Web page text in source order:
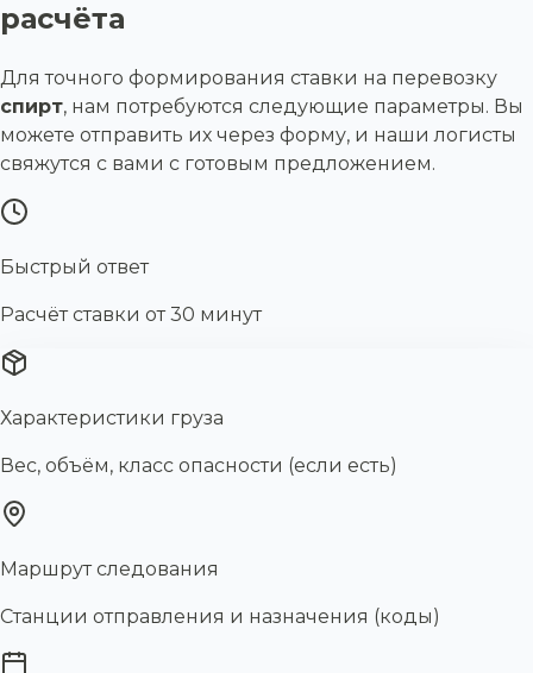
расчёта
Для точного формирования ставки на перевозку
спирт, нам потребуются следующие параметры. Вы
можете отправить их через форму, и наши логисты
свяжутся с вами с готовым предложением.
Быстрый ответ
Расчёт ставки от 30 минут
Характеристики груза
Вес, объём, класс опасности (если есть)
Маршрут следования
Станции отправления и назначения (коды)